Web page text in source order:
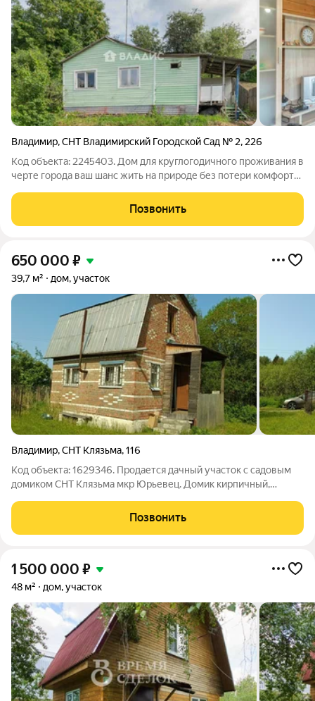
Владимир,СНТ Владимирский Городской Сад № 2, 226
Код объекта: 2245403. Дом для круглогодичного проживания в
черте города ваш шанс жить на природе без потери комфорта!
городской сад № 2» на участке 6,2 сотки. Идеальное сочетание
городской
Позвонить
650 000 ₽
39,7 м² дом, участок
Владимир,СНТ Клязьма,116
Код объекта: 1629346. Продается дачный участок с садовым
домиком СНТ Клязьма мкр Юрьевец. Домик кирпичный,
и комната на втором этаже. Комнаты обшиты вагонкой, всё в
хорошем состоянии.
Позвонить
1 500 000 ₽
48 м² дом, участок